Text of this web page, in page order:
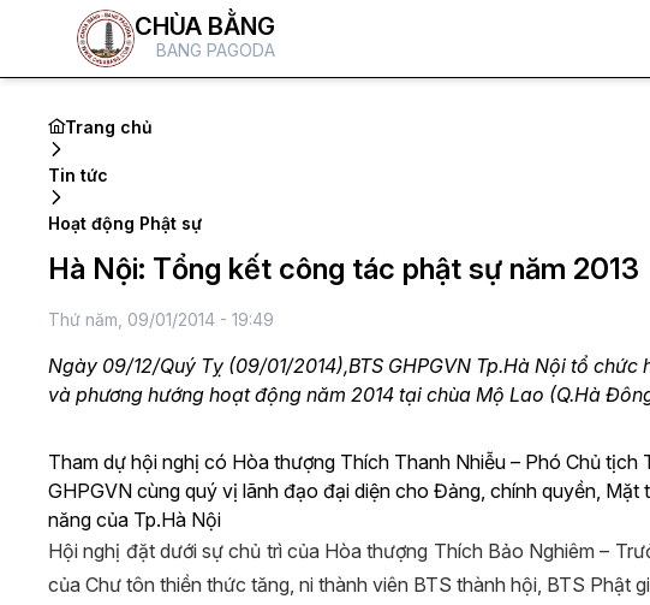
CHÙA BẰNG
BANG PAGODA
Trang chủ
Tin tức
Hoạt động Phật sự
Hà Nội: Tổng kết công tác phật sự năm 2013
Thứ năm, 09/01/2014 - 19:49
Ngày 09/12/Quý Tỵ (09/01/2014),BTS GHPGVN Tp.Hà Nội tổ
và phương hướng hoạt động năm 2014 tại chùa Mộ Lao (Q.Hà
Tham dự hội nghị có Hòa thượng Thích Thanh Nhiễu – Phó Chủ
GHPGVN cùng quý vị lãnh đạo đại diện cho Đảng, chính quyền,
năng của Tp.Hà Nội
Hội nghị đặt dưới sự chủ trì của Hòa thượng Thích Bảo Nghiêm –
của Chư tôn thiền thức tăng, ni thành viên BTS thành hội, BTS Phật